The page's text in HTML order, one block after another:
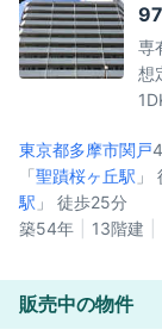
専
想
東京都多摩市関戸
「聖蹟桜ヶ丘駅 」
駅 」 徒歩25分
築54年
13階建
販売中の物件